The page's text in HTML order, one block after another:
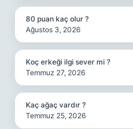
80 puan kaç olur ?
Ağustos 3, 2026
Koç erkeği ilgi sever mi ?
Temmuz 27, 2026
Kaç ağaç vardır ?
Temmuz 25, 2026